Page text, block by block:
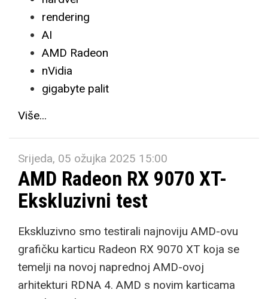
rendering
AI
AMD Radeon
nVidia
gigabyte palit
Više...
Srijeda, 05 ožujka 2025 15:00
AMD Radeon RX 9070 XT-
Ekskluzivni test
Ekskluzivno smo testirali najnoviju AMD-ovu
grafičku karticu Radeon RX 9070 XT koja se
temelji na novoj naprednoj AMD-ovoj
arhitekturi RDNA 4. AMD s novim karticama